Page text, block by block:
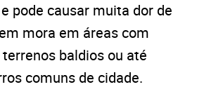
pode causar muita dor de
mora em áreas com
baldios ou até
comuns de cidade.